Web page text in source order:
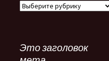
Рубрики
Это заголовок